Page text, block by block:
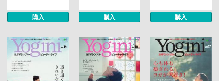
購入 購入 購入